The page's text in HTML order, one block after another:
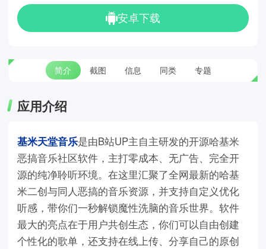
安卓下载
简介 截图 信息 同类 专题
应用介绍
基米天堂音乐是由B站UP主自主研发的开源哈基米
恶搞音乐社区软件，主打零成本、无广告、完全开
源的纯净聆听环境。在这里汇聚了全网最新的哈基
米二创与同人恶搞的音乐资源，并支持自定义优化
听感，带你们一秒解锁魔性洗脑的音乐世界。软件
最大的亮点在于用户共创生态，你们可以自由创建
个性化的歌单，还支持在线上传、分享自己的原创